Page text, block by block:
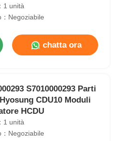
1 unità
：Negoziabile
chatta ora
S7010000293 Parti
CDU10 Moduli
HCDU
1 unità
：Negoziabile